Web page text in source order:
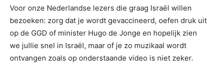
Voor onze Nederlandse lezers die graag Israël willen
bezoeken: zorg dat je wordt gevaccineerd, oefen druk uit
op de GGD of minister Hugo de Jonge en hopelijk zien
we jullie snel in Israël, maar of je zo muzikaal wordt
ontvangen zoals op onderstaande video is niet zeker.